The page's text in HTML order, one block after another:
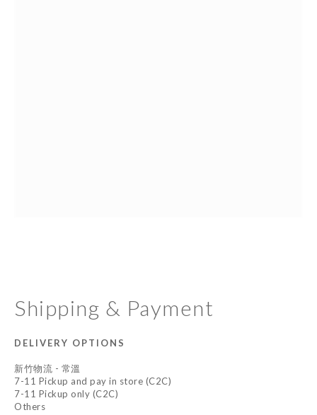
Shipping & Payment
DELIVERY OPTIONS
新竹物流 - 常溫
7-11 Pickup and pay in store (C2C)
7-11 Pickup only (C2C)
Others